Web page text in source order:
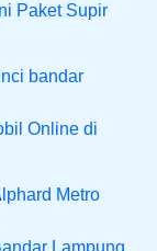
Paket Supir
Online di
Lampung